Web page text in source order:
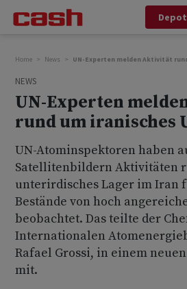
Depot
Home News UN-Experten melden Aktivität
NEWS
UN-Experten
rund um iranisches
UN-Atominspektoren haben
Satellitenbildern Aktivitäten
unterirdisches Lager im Iran
Bestände von hoch
beobachtet. Das teilte der
Internationalen
Rafael Grossi, in einem
mit.